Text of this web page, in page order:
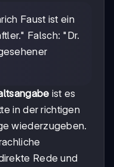
Faust ist ein
Falsch: "Dr.
ist es
in der richtigen
wiederzugeben.
Rede und